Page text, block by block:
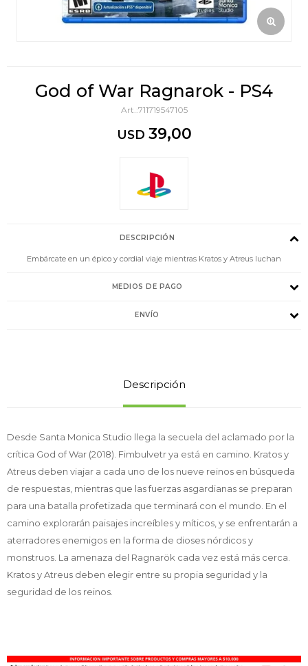
God of War Ragnarok - PS4
711719547105
USD 39,00
DESCRIPCIÓN
Embárcate en un épico y cordial viaje mientras Kratos y Atreus luchan
MEDIOS DE PAGO
ENVÍO
Descripción
Desde Santa Monica Studio llega la secuela del aclamado por la
crítica God of War (2018). Fimbulvetr ya está en camino. Kratos y
Atreus deben viajar a cada uno de los nueve reinos en búsqueda
de respuestas, mientras que las fuerzas asgardianas se preparan
para una batalla profetizada que terminará con el mundo. En el
camino explorarán paisajes increíbles y míticos, y se enfrentarán a
aterradores enemigos en la forma de dioses nórdicos y
monstruos. La amenaza del Ragnarök cada vez está más cerca.
Kratos y Atreus deben elegir entre su propia seguridad y la
seguridad de los reinos.